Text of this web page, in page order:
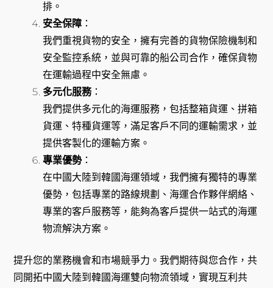
排。
安全保障 ：
我們重視貨物的安全，擁有完善的貨物保險機制和
安全監控系統，並與可靠的船公司合作，確保貨物
在運輸過程中安全無慮。
多元化服務：
我們提供多元化的海運服務，包括整箱貨運、拼箱
貨運、特種貨運等，滿足客戶不同的運輸需求，並
提供客製化的運輸方案。
專業優勢：
在中國大陸到韓國海運領域，我們擁有獨特的專業
優勢，包括專業的路線規劃、海運合作夥伴網絡、
專業的客戶服務等，能夠為客戶提供一站式的海運
物流解決方案。
提升您的業務機會和市場競爭力。我們期待與您合作，共
同開拓中國大陸到韓國海運雙向物流領域，實現互利共